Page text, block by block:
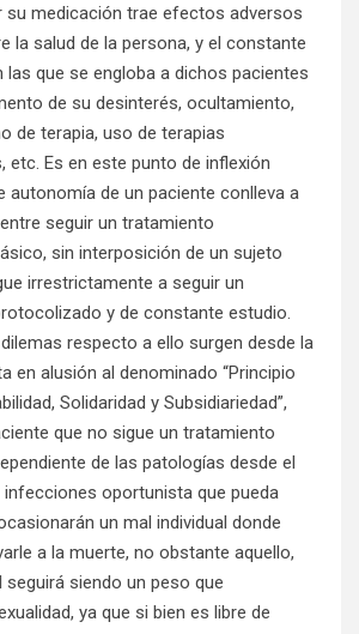
su medicación trae efectos adversos
la salud de la persona, y el constante
las que se engloba a dichos pacientes
de su desinterés, ocultamiento,
de terapia, uso de terapias
etc. Es en este punto de inflexión
autonomía de un paciente conlleva a
seguir un tratamiento
sin interposición de un sujeto
irrestrictamente a seguir un
y de constante estudio.
respecto a ello surgen desde la
en alusión al denominado “Principio
Solidaridad y Subsidiariedad”,
que no sigue un tratamiento
de las patologías desde el
oportunista que pueda
un mal individual donde
a la muerte, no obstante aquello,
seguirá siendo un peso que
ya que si bien es libre de